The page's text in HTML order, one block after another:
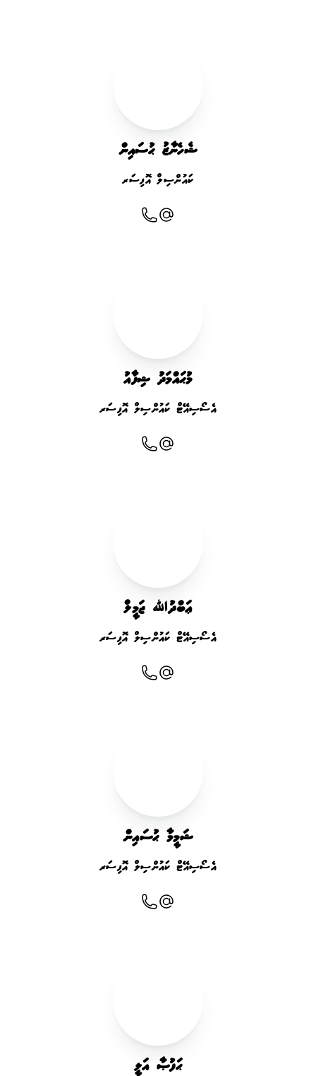
ޝެހެނާޒު ޙުސައިން
ކައުންސިލް އޮފިސަރ
މުޙައްމަދު ޝިފާއު
އެސޯސިއޭޓް ކައުންސިލް އޮފިސަރ
ޢަބްދުﷲ ޖަމީލް
އެސޯސިއޭޓް ކައުންސިލް އޮފިސަރ
ޝަމީމާ ޙުސައިން
އެސޯސިއޭޓް ކައުންސިލް އޮފިސަރ
ޙަފުޞާ އަލީ